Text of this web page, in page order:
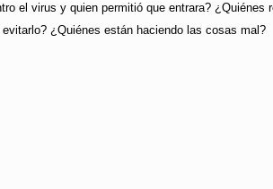
el virus y quien permitió que entrara? ¿Quiénes
¿Quiénes están haciendo las cosas mal?